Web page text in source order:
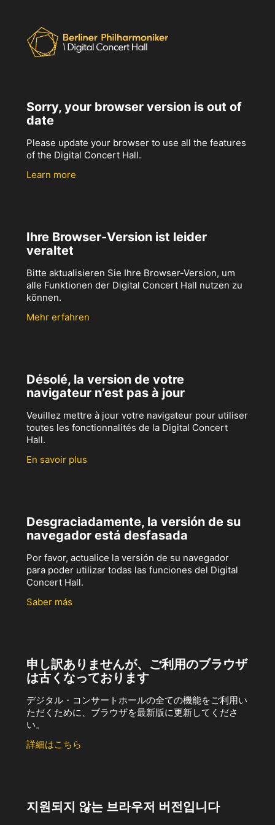
Sorry, your browser version is out of
date
Please update your browser to use all the features
of the Digital Concert Hall.
Learn more
Ihre Browser-Version ist leider
veraltet
Bitte aktualisieren Sie Ihre Browser-Version, um
alle Funktionen der Digital Concert Hall nutzen zu
können.
Mehr erfahren
Désolé, la version de votre
navigateur n’est pas à jour
Veuillez mettre à jour votre navigateur pour utiliser
toutes les fonctionnalités de la Digital Concert
Hall.
En savoir plus
Desgraciadamente, la versión de su
navegador está desfasada
Por favor, actualice la versión de su navegador
para poder utilizar todas las funciones del Digital
Concert Hall.
Saber más
申し訳ありませんが、ご利用のブラウザ
は古くなっております
デジタル・コンサートホールの全ての機能をご利用い
ただくために、ブラウザを最新版に更新してくださ
い。
詳細はこちら
지원되지 않는 브라우저 버전입니다